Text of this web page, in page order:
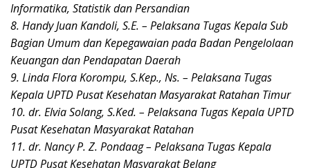
Informatika, Statistik dan Persandian
8. Handy Juan Kandoli, S.E. – Pelaksana Tugas Kepala Sub
Bagian Umum dan Kepegawaian pada Badan Pengelolaan
Keuangan dan Pendapatan Daerah
9. Linda Flora Korompu, S.Kep., Ns. – Pelaksana Tugas
Kepala UPTD Pusat Kesehatan Masyarakat Ratahan Timur
10. dr. Elvia Solang, S.Ked. – Pelaksana Tugas Kepala UPTD
Pusat Kesehatan Masyarakat Ratahan
11. dr. Nancy P. Z. Pondaag – Pelaksana Tugas Kepala
UPTD Pusat Kesehatan Masyarakat Belang